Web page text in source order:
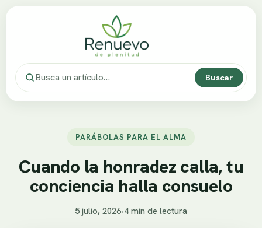
Buscar
PARÁBOLAS PARA EL ALMA
Cuando la honradez calla, tu
conciencia halla consuelo
5 julio, 2026•4 min de lectura